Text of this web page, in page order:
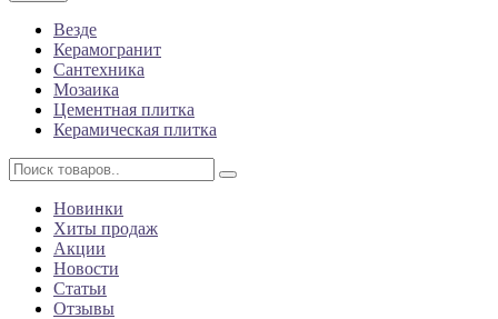
Везде
Керамогранит
Сантехника
Мозаика
Цементная плитка
Керамическая плитка
Новинки
Хиты продаж
Акции
Новости
Статьи
Отзывы